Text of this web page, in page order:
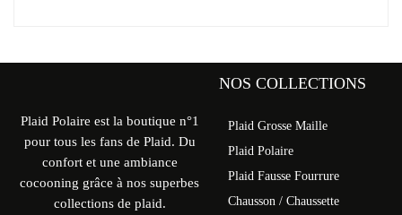
Plaid Polaire est la boutique n°1
pour tous les fans de Plaid. Du
confort et une ambiance
cocooning grâce à nos superbes
collections de plaid.
NOS COLLECTIONS
Plaid Grosse Maille
Plaid Polaire
Plaid Fausse Fourrure
Chausson / Chaussette